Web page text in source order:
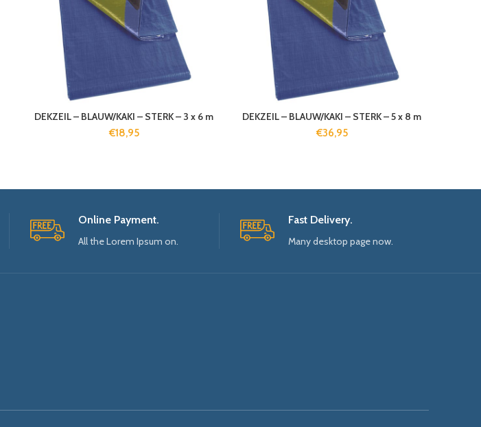
DEKZEIL – BLAUW/KAKI – STERK – 3 x 6 m
€18,95
DEKZEIL – BLAUW/KAKI – STERK – 5 x 8 m
€36,95
Online Payment.
All the Lorem Ipsum on.
Fast Delivery.
Many desktop page now.